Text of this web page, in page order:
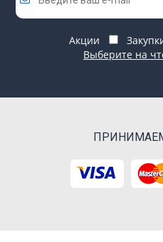
Акции
Выберите на